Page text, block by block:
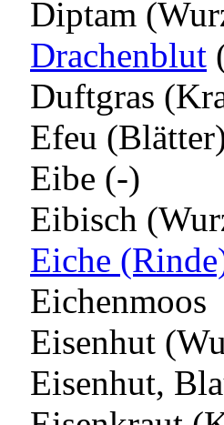
Diptam
Drachenblut
Duftgras
Efeu
Eibe (-)
Eibisch
Eiche
Eichenmoos
Eisenhut
Eisenhut,